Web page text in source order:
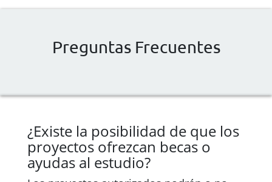
Preguntas Frecuentes
¿Existe la posibilidad de que los
proyectos ofrezcan becas o
ayudas al estudio?